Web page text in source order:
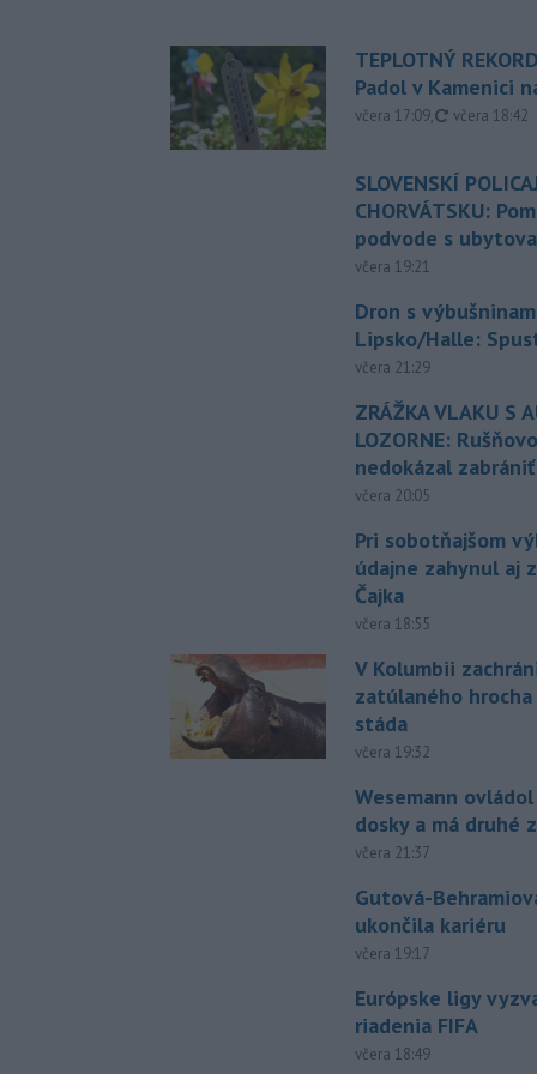
TEPLOTNÝ
Padol v Kamenici
včera 17:09, aktualizované
včera 18:42
SLOVENSKÍ
CHORVÁTSKU:
podvode s
včera 19:21
Dron s
Lipsko/Halle:
včera 21:29
ZRÁŽKA VLAKU S
LOZORNE:
nedokázal zabrániť
včera 20:05
Pri sobotňajšom
údajne zahynul aj
Čajka
včera 18:55
V Kolumbii
zatúlaného hrocha
stáda
včera 19:32
Wesemann
dosky a má druhé
včera 21:37
Gutová-
ukončila kariéru
včera 19:17
Európske ligy
riadenia FIFA
včera 18:49